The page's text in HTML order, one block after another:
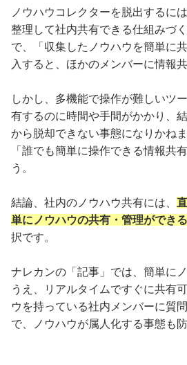
ノウハウコレクターを脱出するに
整理して社内共有できる仕組みづ
で、「収集したノウハウを簡単に
入すると、ほかのメンバーに情報
しかし、多機能で操作が難しいツ
有するのに時間や手間がかかり、
から脱却できない事態になりかね
「誰でも簡単に操作できる情報共
う。
結論、社内のノウハウ共有には、
単にノウハウの共有・管理ができ
択です。
ナレカンの「記事」では、簡単に
うえ、リアルタイムですぐに共有
ウを持っている社内メンバーに質
で、ノウハウが属人化する事態も防